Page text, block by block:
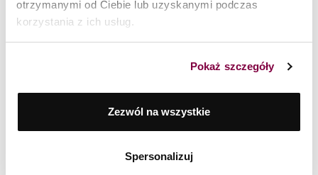
otrzymanymi od Ciebie lub uzyskanymi podczas
korzystania z ich usług.
Pokaż szczegóły
Zezwól na wszystkie
Spersonalizuj